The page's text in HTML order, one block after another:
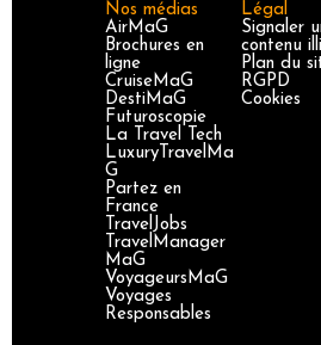
Nos médias
AirMaG
Brochures en
ligne
CruiseMaG
DestiMaG
Futuroscopie
La Travel Tech
LuxuryTravelMa
G
Partez en
France
TravelJobs
TravelManager
MaG
VoyageursMaG
Voyages
Responsables
Légal
Signaler
contenu
Plan du
RGPD
Cookies